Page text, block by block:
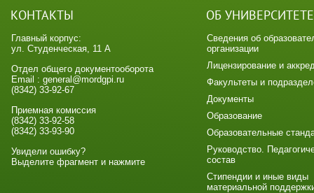
КОНТАКТЫ
Главный корпус:
ул. Студенческая, 11 А
Отдел общего документооборота
Email : general@mordgpi.ru
(8342) 33-92-67
Приемная комиссия
(8342) 33-92-58
(8342) 33-93-90
Увидели ошибку?
Выделите фрагмент и нажмите
ОБ УНИВЕРСИТЕТЕ
Сведения об
организации
Лицензирование и
Факультеты и
Документы
Образование
Образовательные
Руководство.
состав
Стипендии и иные виды
материальной